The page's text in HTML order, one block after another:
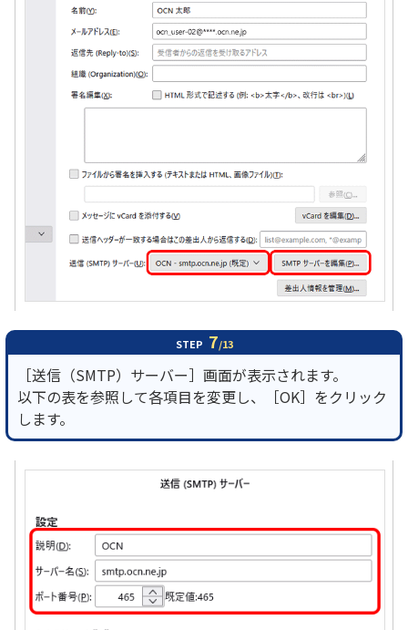
STEP 7/13
［送信（SMTP）サーバー］画面が表示されます。
以下の表を参照して各項目を変更し、［OK］をクリック
します。